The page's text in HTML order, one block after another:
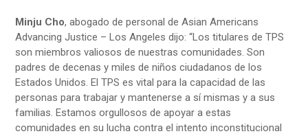
Minju Cho, abogado de personal de Asian Americans
Advancing Justice – Los Angeles dijo: “Los titulares de TPS
son miembros valiosos de nuestras comunidades. Son
padres de decenas y miles de niños ciudadanos de los
Estados Unidos. El TPS es vital para la capacidad de las
personas para trabajar y mantenerse a sí mismas y a sus
familias. Estamos orgullosos de apoyar a estas
comunidades en su lucha contra el intento inconstitucional